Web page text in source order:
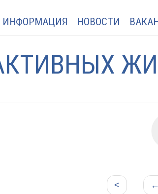
ИНФОРМАЦИЯ НОВОСТИ
←
<